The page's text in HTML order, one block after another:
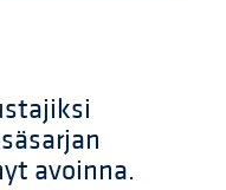
avoinna.